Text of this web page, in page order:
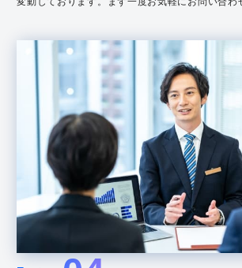
変動しております。まず一度お気軽にお問い合わ